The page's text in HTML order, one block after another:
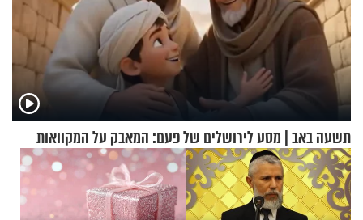
תשעה באב | מסע לירושלים של פעם: המאבק על המקוואות